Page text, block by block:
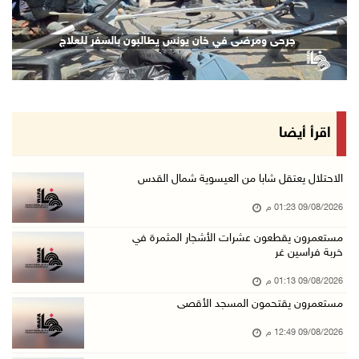
سلطة النقد و"اوريدو" توقعان مذكرة تفاهم للاست ...
09/آب/2026 12:00 م
"استشاري فتح" ينعى القائد الوطنيّ السفير دياب ...
مستعمرون يتلفون مزروعات بعد رعي مواشيهم في أر ...
73,386 شهيدا و174,250 مصابا منذ بدء حرب الإبا ...
09/آب/2026 11:35 ص
09/آب/2026 11:28 ص
الرئيس ينعى سفير فلسطين لدى مصر القائد الوطني ...
09/آب/2026 10:43 ص
وفاة سفير فلسطين لدى مصر القائد الوطني دياب ا ...
جرحى ومرضى في خان يونس يطالبون بالسفر للعلاج
اقرأ أيضا
الاحتلال يعتقل شابا من العيسوية شمال القدس
09/08/2026 01:23 م
مستعمرون يقطعون عشرات الأشجار المثمرة في
خربة فراسين غر
09/08/2026 01:13 م
مستعمرون يقتحمون المسجد الأقصى
09/08/2026 12:49 م